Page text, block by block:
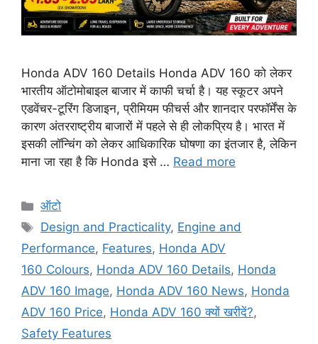
Honda ADV 160 Details Honda ADV 160 को लेकर
भारतीय ऑटोमोबाइल बाजार में काफी चर्चा है। यह स्कूटर अपने
एडवेंचर-टूरिंग डिजाइन, प्रीमियम फीचर्स और शानदार परफॉर्मेंस के
कारण अंतरराष्ट्रीय बाजारों में पहले से ही लोकप्रिय है। भारत में
इसकी लॉन्चिंग को लेकर आधिकारिक घोषणा का इंतजार है, लेकिन
माना जा रहा है कि Honda इसे … Read more
Categories
ऑटो
Tags
Design and Practicality, Engine and
Performance, Features, Honda ADV
160 Colours, Honda ADV 160 Details, Honda
ADV 160 Image, Honda ADV 160 News, Honda
ADV 160 Price, Honda ADV 160 क्यों खरीदें?,
Safety Features